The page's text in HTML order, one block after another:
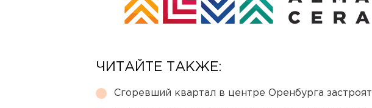
ЧИТАЙТЕ ТАКЖЕ:
Сгоревший квартал в центре Оренбурга застроят